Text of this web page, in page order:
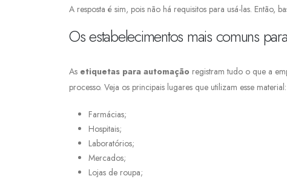
A resposta é sim, pois não há requisitos para usá-las.
Os estabelecimentos mais comuns
As etiquetas para automação registram tudo o que a
processo. Veja os principais lugares que utilizam esse material:
Farmácias;
Hospitais;
Laboratórios;
Mercados;
Lojas de roupa;